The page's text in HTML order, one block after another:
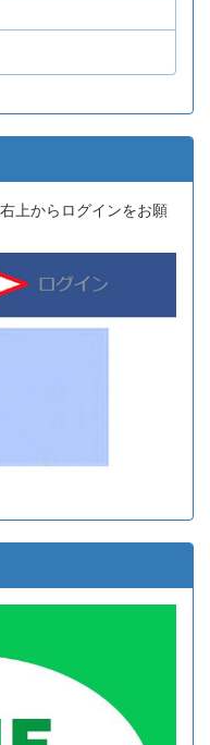
上からログインをお願